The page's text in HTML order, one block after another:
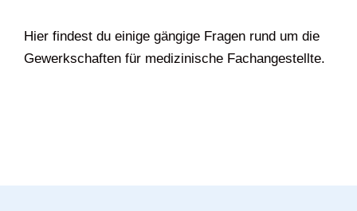
Hier findest du einige gängige Fragen rund um die
Gewerkschaften für medizinische Fachangestellte.